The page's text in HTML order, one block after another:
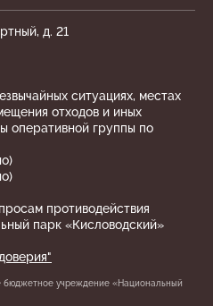
д. 21
ситуациях, местах
отходов и иных
оперативной группы по
противодействия
парк «Кисловодский»
бюджетное учреждение «Национальный